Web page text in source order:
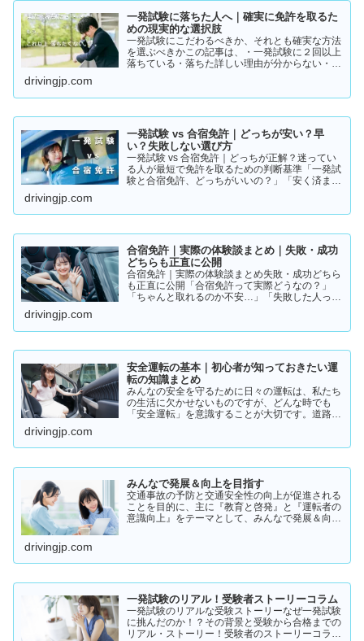
一発試験に落ちた人へ｜確実に免許を取るた
めの現実的な選択肢
一発試験にこだわるべきか、それとも確実な方法
を選ぶべきかこの記事は、・一発試験に２回以上
落ちている・落ちた詳しい理由が分からない・こ
らに何回も落ちる・数…
drivingjp.com
一発試験 vs 合宿免許｜どっちが安い？早
い？失敗しない選び方
一発試験 vs 合宿免許｜どっちが正解？迷ってい
る人が最短で免許を取るための判断基準「一発試
験と合宿免許、どっちがいいの？」「安く済ませ
と、人によって最適…
drivingjp.com
合宿免許｜実際の体験談まとめ｜失敗・成功
どちらも正直に公開
合宿免許｜実際の体験談まとめ失敗・成功どちら
も正直に公開「合宿免許って実際どうなの？」
「ちゃんと取れるのか不安…」「失敗した人って
た。結論から言うと👇👉 …
drivingjp.com
安全運転の基本｜初心者が知っておきたい運
転の知識まとめ
みんなの安全を守るために日々の運転は、私たち
の生活に欠かせないものですが、どんな時でも
「安全運転」を意識することが大切です。道路状
過ぎや注意力の低下、小…
drivingjp.com
みんなで発展＆向上を目指す
交通事故の予防と交通安全性の向上が促進される
ことを目的に、主に『教育と啓発』と『運転者の
意識向上』をテーマとして、みんなで発展＆向上
drivingjp.com
一発試験のリアル！受験者ストーリーコラム
一発試験のリアルな受験ストーリーなぜ一発試験
に挑んだのか！？その背景と受験から合格までの
リアル・ストーリー！受験者のストーリーコラム